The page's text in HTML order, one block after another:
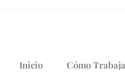
Inicio Cómo